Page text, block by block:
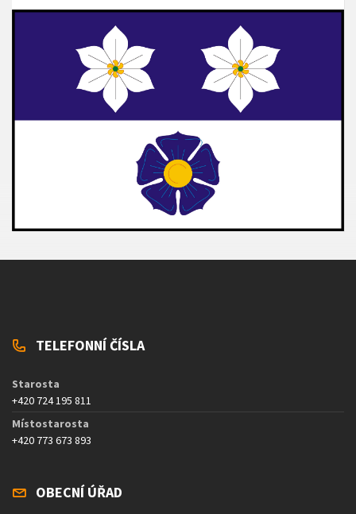
TELEFONNÍ ČÍSLA
Starosta
+420 724 195 811
Místostarosta
+420 773 673 893
OBECNÍ ÚŘAD